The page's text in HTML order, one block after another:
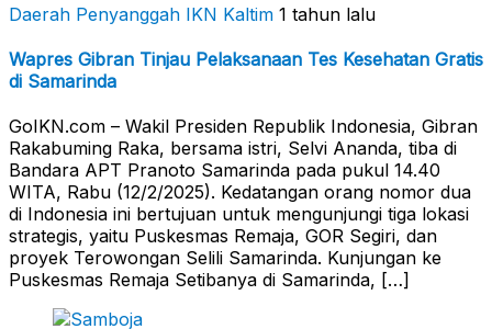
Daerah Penyanggah IKN Kaltim 1 tahun lalu
Wapres Gibran Tinjau Pelaksanaan Tes Kesehatan Gratis
di Samarinda
GoIKN.com – Wakil Presiden Republik Indonesia, Gibran
Rakabuming Raka, bersama istri, Selvi Ananda, tiba di
Bandara APT Pranoto Samarinda pada pukul 14.40
WITA, Rabu (12/2/2025). Kedatangan orang nomor dua
di Indonesia ini bertujuan untuk mengunjungi tiga lokasi
strategis, yaitu Puskesmas Remaja, GOR Segiri, dan
proyek Terowongan Selili Samarinda. Kunjungan ke
Puskesmas Remaja Setibanya di Samarinda, […]